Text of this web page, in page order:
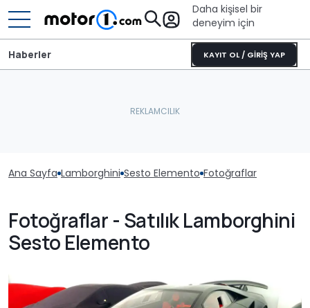
Daha kişisel bir
deneyim için
KAYIT OL / GİRİŞ YAP
Haberler
Ana Sayfa Lamborghini Sesto Elemento Fotoğraflar
Fotoğraflar - Satılık Lamborghini
Sesto Elemento